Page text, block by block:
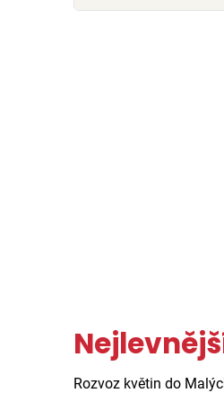
Rozvoz květin do